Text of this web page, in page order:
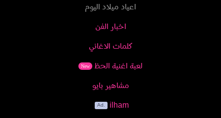
اعياد ميلاد اليوم
اخبار الفن
كلمات الاغاني
لعبة اغنية الحظ New
مشاهير بايو
ilham